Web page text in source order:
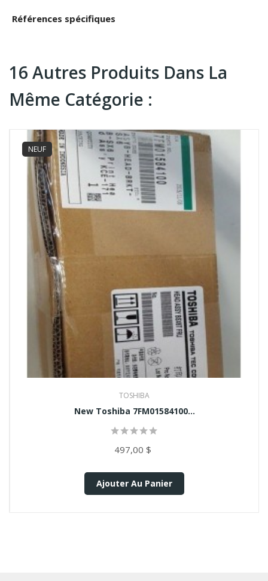
Références spécifiques
16 Autres Produits Dans La
Même Catégorie :
NEUF
TOSHIBA
New Toshiba 7FM01584100...
497,00 $
Ajouter Au Panier